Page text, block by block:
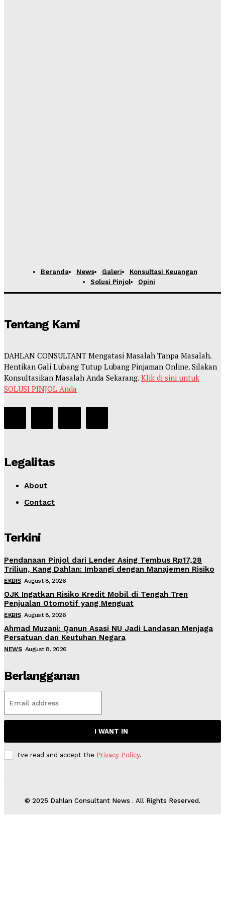
Beranda News Galeri
Konsultasi Keuangan
Solusi Pinjol
Opini
Tentang Kami
DAHLAN CONSULTANT Mengatasi Masalah Tanpa Masalah.
Hentikan Gali Lubang Tutup Lubang Pinjaman Online. Silakan
Konsultasikan Masalah Anda Sekarang. Klik di sini untuk
SOLUSI PINJOL Anda
Legalitas
About
Contact
Terkini
Pendanaan Pinjol dari Lender Asing Tembus Rp17,28
Triliun, Kang Dahlan: Imbangi dengan Manajemen Risiko
EKBIS August 8, 2026
OJK Ingatkan Risiko Kredit Mobil di Tengah Tren
Penjualan Otomotif yang Menguat
EKBIS August 8, 2026
Ahmad Muzani: Qanun Asasi NU Jadi Landasan Menjaga
Persatuan dan Keutuhan Negara
NEWS August 8, 2026
Berlangganan
I WANT IN
I've read and accept the Privacy Policy.
© 2025 Dahlan Consultant News . All Rights Reserved.